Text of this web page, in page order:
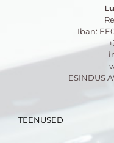
Iban:
ESINDUS
TEENUSED